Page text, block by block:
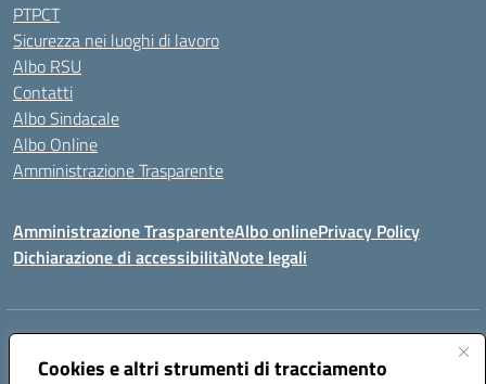
Cookies e altri strumenti di tracciamento
PTPCT
Sicurezza nei luoghi di lavoro
Albo RSU
Contatti
Albo Sindacale
Albo Online
Amministrazione Trasparente
Amministrazione TrasparenteAlbo onlinePrivacy Policy
Dichiarazione di accessibilitàNote legali
Centralino:
Posta elettronica certificata (PEC):tpis02200a@pec.istruzione.it